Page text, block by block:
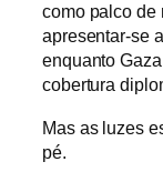
como palco de
apresentar-se
enquanto
cobertura
Mas as luzes
pé.